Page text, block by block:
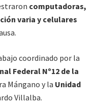
computadoras,
varia y celulares
coordinado por la
Federal Nº12 de la
Mángano y la Unidad
Villalba.